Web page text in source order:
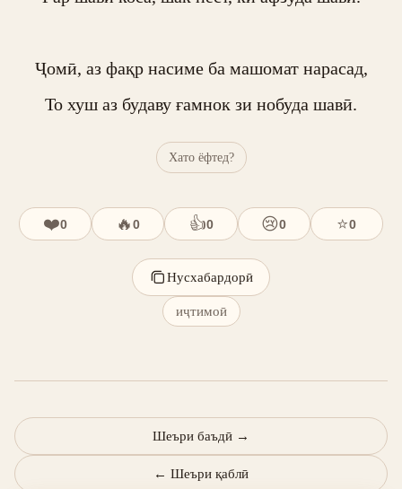
Ҷомӣ, аз фақр насиме ба машомат нарасад,
То хуш аз будаву ғамнок зи нобуда шавӣ.
Хато ёфтед?
❤️0 🔥0 👍0 😢0 ⭐0
Нусхабардорӣ
иҷтимоӣ
← Шеъри қаблӣ
Шеъри баъдӣ →